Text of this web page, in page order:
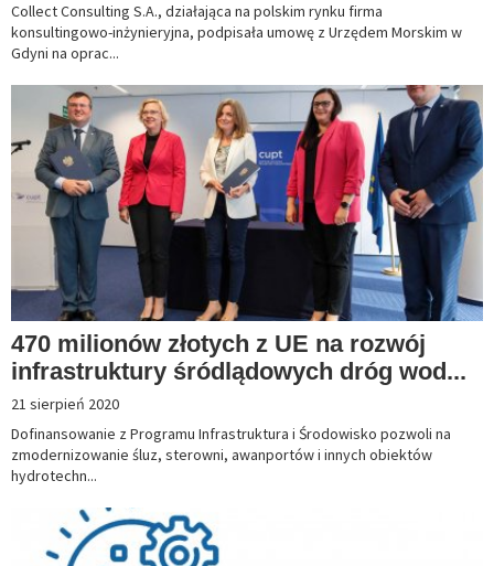
Collect Consulting S.A., działająca na polskim rynku firma
konsultingowo-inżynieryjna, podpisała umowę z Urzędem Morskim w
Gdyni na oprac...
470 milionów złotych z UE na rozwój
infrastruktury śródlądowych dróg wod...
21 sierpień 2020
Dofinansowanie z Programu Infrastruktura i Środowisko pozwoli na
zmodernizowanie śluz, sterowni, awanportów i innych obiektów
hydrotechn...